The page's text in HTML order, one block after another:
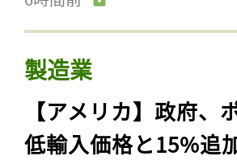
製造業
【アメリカ】政府、
低輸入価格と15%追